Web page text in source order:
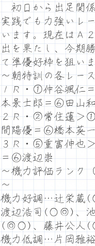
初日から出足関
実践でも力強いレ
います。現在はＡ
出を果たし、今期
て準優好枠を狙いま
～朝特訓の各レー
１Ｒ・①仲谷颯仁
本景士郎＝⑥田山
２Ｒ・②常住蓮＞
間陽優＝⑥橋本英一
３Ｒ・⑤重富伸也
＝⑥渡辺崇
～機力評価ランク
～
機力好調…辻栄
渡辺浩司(○◎)、
(◎○)、藤井公人
機力低調…片岡